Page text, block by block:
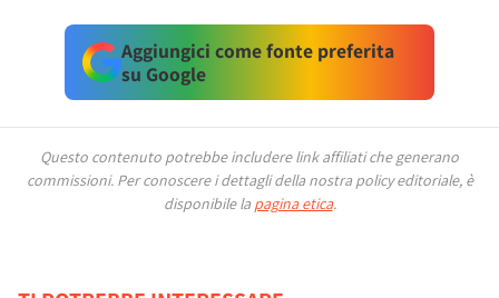
Aggiungici come fonte preferita
su Google
Questo contenuto potrebbe includere link affiliati che generano
commissioni. Per conoscere i dettagli della nostra policy editoriale, è
disponibile la pagina etica.